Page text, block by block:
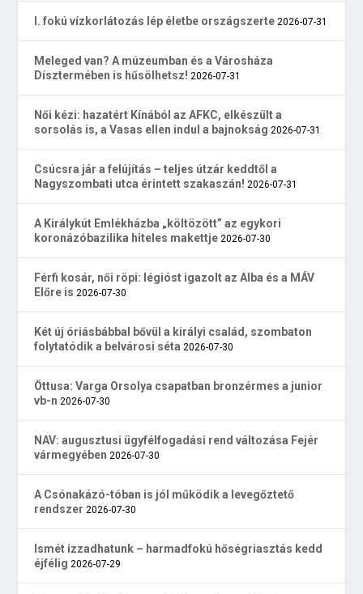
I. fokú vízkorlátozás lép életbe országszerte 2026-07-31
Meleged van? A múzeumban és a Városháza
Dísztermében is hűsölhetsz! 2026-07-31
Női kézi: hazatért Kínából az AFKC, elkészült a
sorsolás is, a Vasas ellen indul a bajnokság 2026-07-31
Csúcsra jár a felújítás – teljes útzár keddtől a
Nagyszombati utca érintett szakaszán! 2026-07-31
A Királykút Emlékházba „költözött” az egykori
koronázóbazilika hiteles makettje 2026-07-30
Férfi kosár, női röpi: légióst igazolt az Alba és a MÁV
Előre is 2026-07-30
Két új óriásbábbal bővül a királyi család, szombaton
folytatódik a belvárosi séta 2026-07-30
Öttusa: Varga Orsolya csapatban bronzérmes a junior
vb-n 2026-07-30
NAV: augusztusi ügyfélfogadási rend változása Fejér
vármegyében 2026-07-30
A Csónakázó-tóban is jól működik a levegőztető
rendszer 2026-07-30
Ismét izzadhatunk – harmadfokú hőségriasztás kedd
éjfélig 2026-07-29